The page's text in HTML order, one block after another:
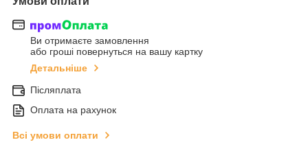
Ви отримаєте замовлення
або гроші повернуться на вашу картку
Детальніше
Післяплата
Оплата на рахунок
Всі умови оплати